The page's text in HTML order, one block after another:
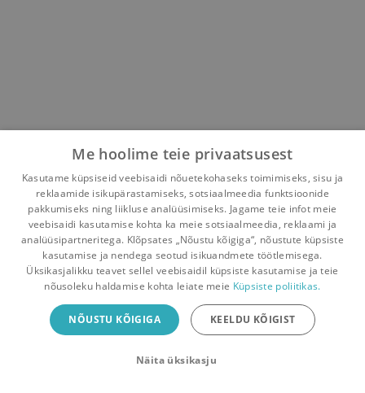
Pealehele Ostukorv Sõnumid Teated Konto
Raamatuvahetuse mobiiliäpp
Vaheta raamatuid veelgi mugavamalt!
Me hoolime teie privaatsusest
Kasutame küpsiseid veebisaidi nõuetekohaseks toimimiseks, sisu ja
reklaamide isikupärastamiseks, sotsiaalmeedia funktsioonide
pakkumiseks ning liikluse analüüsimiseks. Jagame teie infot meie
veebisaidi kasutamise kohta ka meie sotsiaalmeedia, reklaami ja
analüüsipartneritega. Klõpsates „Nõustu kõigiga“, nõustute küpsiste
kasutamise ja nendega seotud isikuandmete töötlemisega.
Üksikasjalikku teavet sellel veebisaidil küpsiste kasutamise ja teie
nõusoleku haldamise kohta leiate meie Küpsiste poliitikas.
NÕUSTU KÕIGIGA KEELDU KÕIGIST
Näita üksikasju